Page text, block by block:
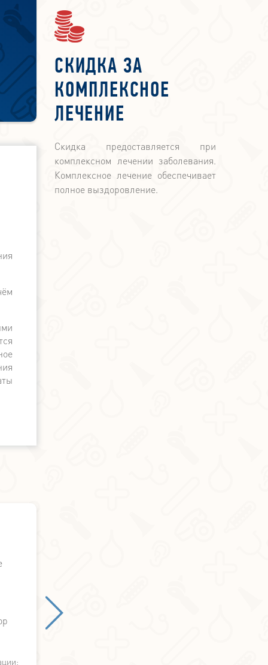
СКИДКА ЗА
КОМПЛЕКСНОЕ
ЛЕЧЕНИЕ
Скидка предоставляется при
комплексном лечении заболевания.
Комплексное лечение обеспечивает
полное выздоровление.